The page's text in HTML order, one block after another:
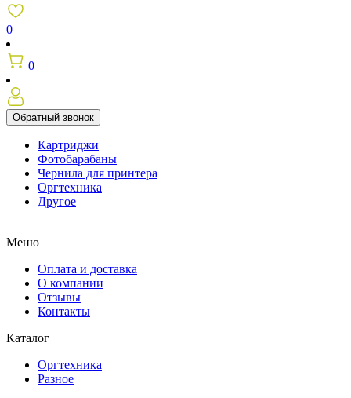
0
0
Обратный звонок
Картриджи
Фотобарабаны
Чернила для принтера
Оргтехника
Другое
Меню
Оплата и доставка
О компании
Отзывы
Контакты
Каталог
Оргтехника
Разное